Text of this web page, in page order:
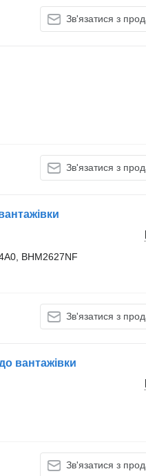
Зв'язатися з
Зв'язатися з
BHM2627NF
Зв'язатися з
вантажівки
Зв'язатися з